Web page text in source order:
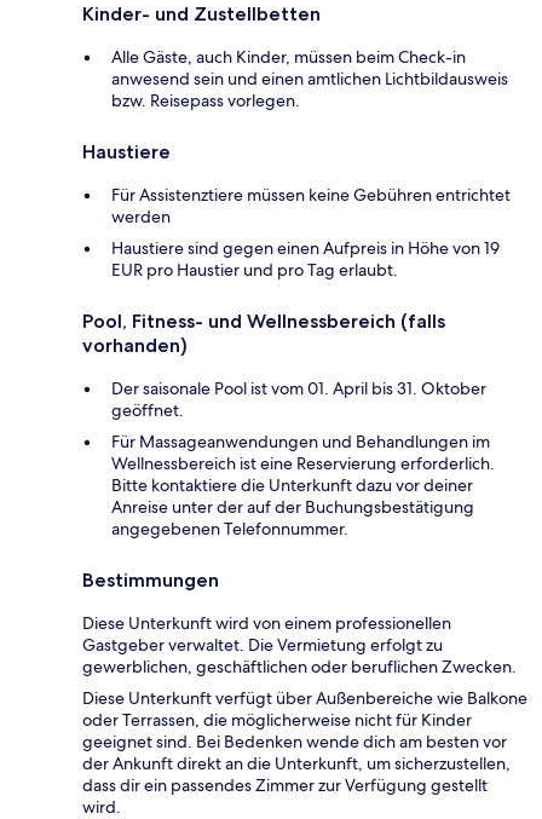
Kinder- und Zustellbetten
Alle Gäste, auch Kinder, müssen beim Check-in
anwesend sein und einen amtlichen Lichtbildausweis
bzw. Reisepass vorlegen.
Haustiere
Für Assistenztiere müssen keine Gebühren entrichtet
werden
Haustiere sind gegen einen Aufpreis in Höhe von 19
EUR pro Haustier und pro Tag erlaubt.
Pool, Fitness- und Wellnessbereich (falls
vorhanden)
Der saisonale Pool ist vom 01. April bis 31. Oktober
geöffnet.
Für Massageanwendungen und Behandlungen im
Wellnessbereich ist eine Reservierung erforderlich.
Bitte kontaktiere die Unterkunft dazu vor deiner
Anreise unter der auf der Buchungsbestätigung
angegebenen Telefonnummer.
Bestimmungen
Diese Unterkunft wird von einem professionellen
Gastgeber verwaltet. Die Vermietung erfolgt zu
gewerblichen, geschäftlichen oder beruflichen Zwecken.
Diese Unterkunft verfügt über Außenbereiche wie Balkone
oder Terrassen, die möglicherweise nicht für Kinder
geeignet sind. Bei Bedenken wende dich am besten vor
der Ankunft direkt an die Unterkunft, um sicherzustellen,
dass dir ein passendes Zimmer zur Verfügung gestellt
wird.